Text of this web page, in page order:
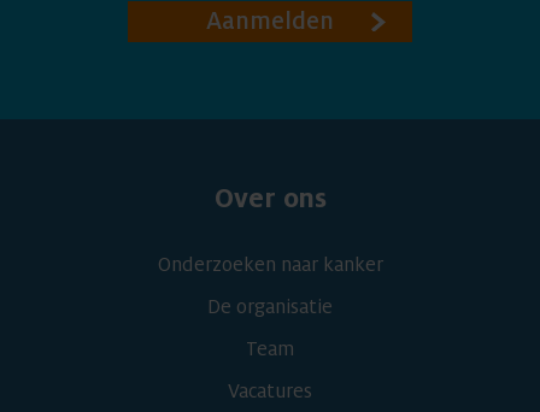
Aanmelden
Over ons
Onderzoeken naar kanker
De organisatie
Team
Vacatures